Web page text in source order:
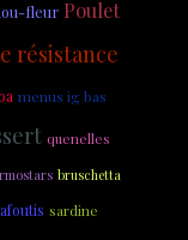
fleur Poulet
résistance
menus ig bas
quenelles
bruschetta
sardine